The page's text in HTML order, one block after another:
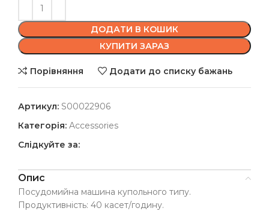
ДОДАТИ В КОШИК
КУПИТИ ЗАРАЗ
Порівняння Додати до списку бажань
Артикул: S00022906
Категорія: Accessories
Слідкуйте за:
Опис
Посудомийна машина купольного типу.
Продуктивність: 40 касет/годину.